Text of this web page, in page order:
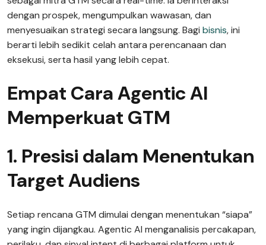
dengan prospek, mengumpulkan wawasan, dan
menyesuaikan strategi secara langsung. Bagi bisnis, ini
berarti lebih sedikit celah antara perencanaan dan
eksekusi, serta hasil yang lebih cepat.
Empat Cara Agentic AI
Memperkuat GTM
1. Presisi dalam Menentukan
Target Audiens
Setiap rencana GTM dimulai dengan menentukan “siapa”
yang ingin dijangkau. Agentic AI menganalisis percakapan,